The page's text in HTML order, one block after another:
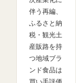
伴う再編、
ふるさと納
税・観光土
産販路を持
つ地域ブラ
ンド食品は